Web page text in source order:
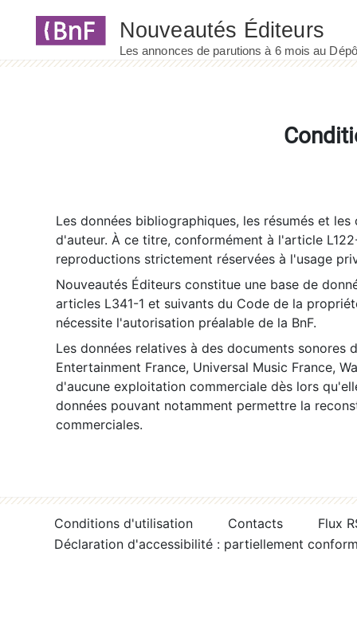
Les données bibliographiques, les résumés et
d'auteur. À ce titre, conformément à l'article
reproductions strictement réservées à l'usage
Nouveautés Éditeurs constitue une base de
articles L341-1 et suivants du Code de la
nécessite l'autorisation préalable de la BnF.
Les données relatives à des documents sonores
Entertainment France, Universal Music France,
d'aucune exploitation commerciale dès lors
données pouvant notamment permettre la
commerciales.
Conditions d'utilisation Contacts
Flux
Déclaration d'accessibilité : partiellement